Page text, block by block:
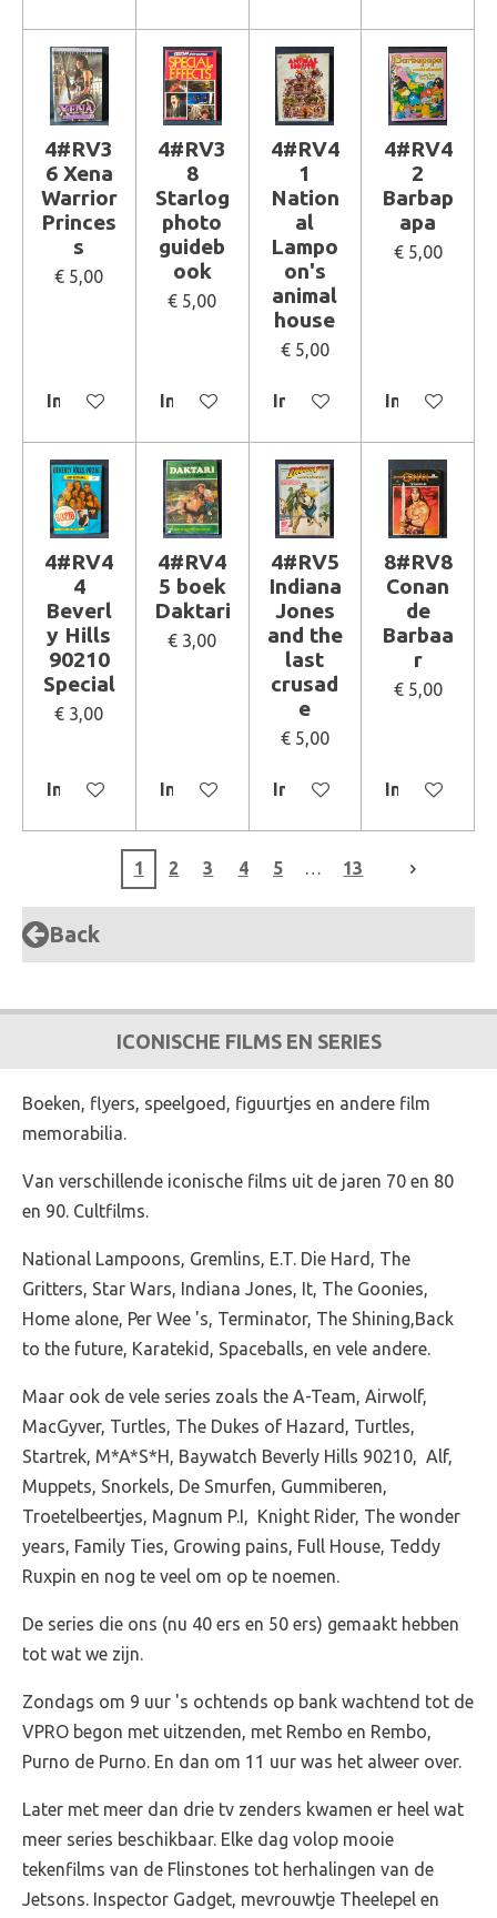
4#RV3
6 Xena
Warrior
Princes
s
€ 5,00
In winkelwagen
4#RV3
8
Starlog
photo
guideb
ook
€ 5,00
In winkelwagen
4#RV4
1
Nation
al
Lampo
on's
animal
house
€ 5,00
In winkelwagen
4#RV4
2
Barbap
apa
€ 5,00
In
4#RV4
4
Beverl
y Hills
90210
Special
€ 3,00
In winkelwagen
4#RV4
5 boek
Daktari
€ 3,00
In winkelwagen
4#RV5
Indiana
Jones
and the
last
crusad
e
€ 5,00
In winkelwagen
8#RV8
Conan
de
Barbaa
r
€ 5,00
In
1 2 3 4 5 13
Back
ICONISCHE FILMS EN SERIES
Boeken, flyers, speelgoed, figuurtjes en andere film
memorabilia.
Van verschillende iconische films uit de jaren 70 en 80
en 90. Cultfilms.
National Lampoons, Gremlins, E.T. Die Hard, The
Gritters, Star Wars, Indiana Jones, It, The Goonies,
Home alone, Per Wee 's, Terminator, The Shining,Back
to the future, Karatekid, Spaceballs, en vele andere.
Maar ook de vele series zoals the A-Team, Airwolf,
MacGyver, Turtles, The Dukes of Hazard, Turtles,
Startrek, M*A*S*H, Baywatch Beverly Hills 90210, Alf,
Muppets, Snorkels, De Smurfen, Gummiberen,
Troetelbeertjes, Magnum P.I, Knight Rider, The wonder
years, Family Ties, Growing pains, Full House, Teddy
Ruxpin en nog te veel om op te noemen.
De series die ons (nu 40 ers en 50 ers) gemaakt hebben
tot wat we zijn.
Zondags om 9 uur 's ochtends op bank wachtend tot de
VPRO begon met uitzenden, met Rembo en Rembo,
Purno de Purno. En dan om 11 uur was het alweer over.
Later met meer dan drie tv zenders kwamen er heel wat
meer series beschikbaar. Elke dag volop mooie
tekenfilms van de Flinstones tot herhalingen van de
Jetsons. Inspector Gadget, mevrouwtje Theelepel en